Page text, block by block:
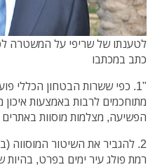
לטענתו של שריפי על המשטרה
כתב במכתבו
"1. כפי ששרות הבטחון הכללי
מתוחכמים לרבות באמצעות איכון
הפשיעה, מצלמות מוסוות באתרים
2. להגביר את השיטור המוסווה
רמת פולג עיר ימים בפרט, בהיות